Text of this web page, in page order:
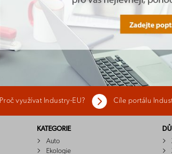
Proč využívat Industry-EU? Cíle portálu
KATEGORIE
Auto
Ekologie